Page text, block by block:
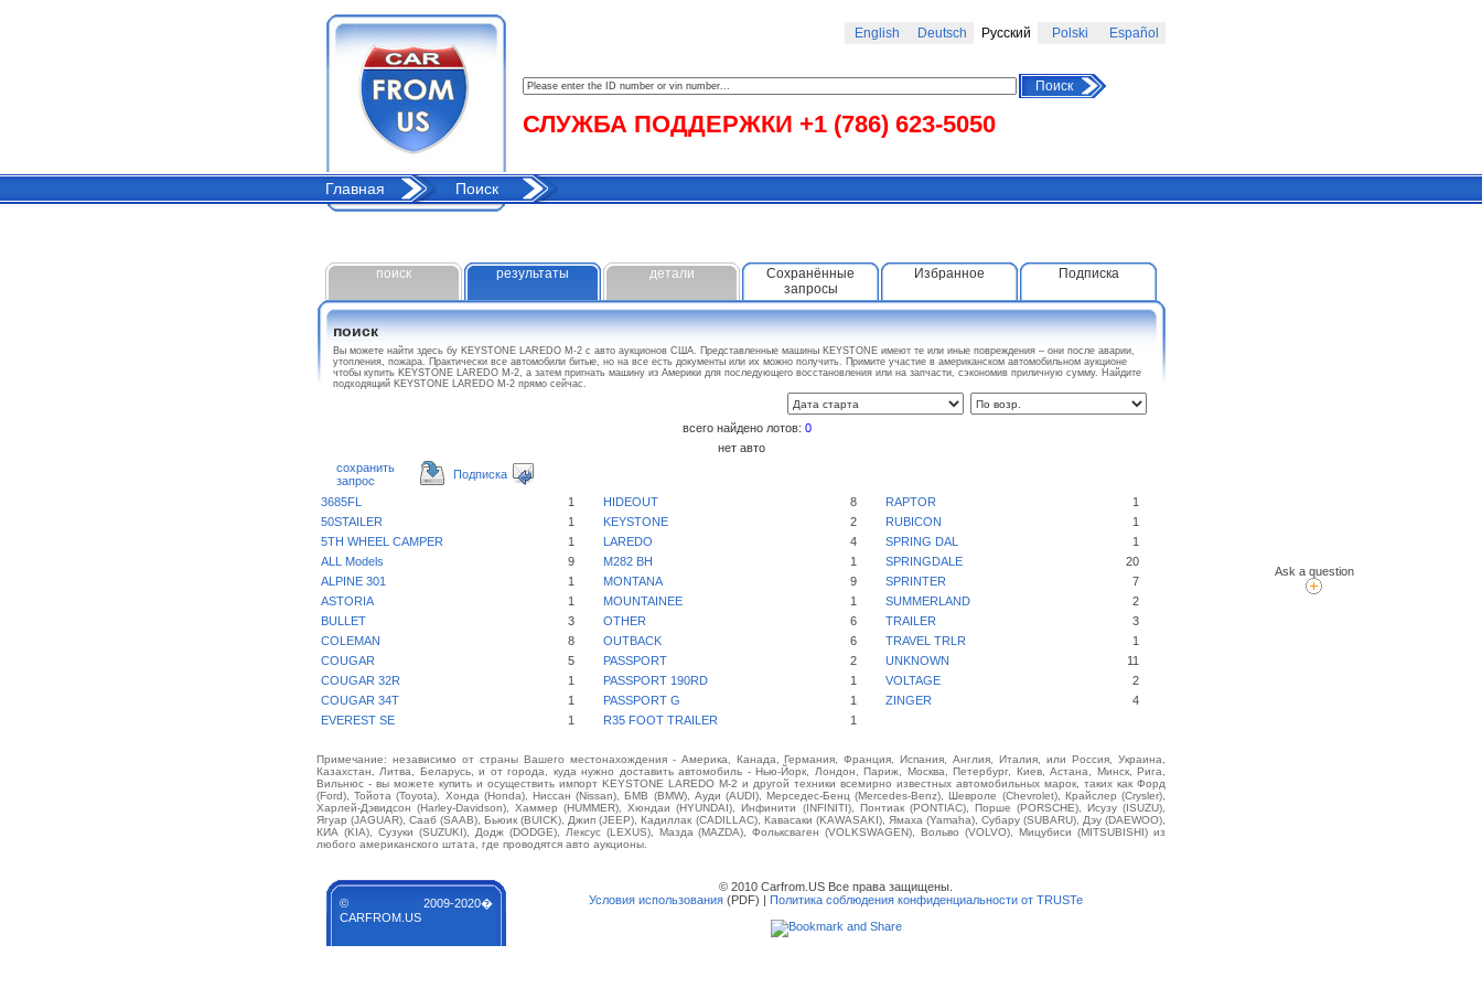
Ask a question
English Deutsch Русский Polski Español
СЛУЖБА ПОДДЕРЖКИ +1 (786) 623-5050
Поиск
Главная Поиск
поиск результаты детали
Сохранённые
запросы
Избранное Подписка
поиск
Вы можете найти здесь бу KEYSTONE LAREDO M-2 с авто аукционов США. Представленные машины KEYSTONE имеют те или иные повреждения – они после аварии,
утопления, пожара. Практически все автомобили битые, но на все есть документы или их можно получить. Примите участие в американском автомобильном аукционе
чтобы купить KEYSTONE LAREDO M-2, а затем пригнать машину из Америки для последующего восстановления или на запчасти, сэкономив приличную сумму. Найдите
подходящий KEYSTONE LAREDO M-2 прямо сейчас.
всего найдено лотов: 0
нет авто
сохранить
запрос
Подписка
3685FL 1 HIDEOUT 8 RAPTOR
1
50STAILER
1 KEYSTONE 2 RUBICON
1
5TH WHEEL CAMPER
1 LAREDO 4 SPRING DAL
1
ALL Models
9 M282 BH 1 SPRINGDALE
20
ALPINE 301
1 MONTANA 9 SPRINTER
7
ASTORIA
1 MOUNTAINEE 1 SUMMERLAND
2
BULLET
3 OTHER 6 TRAILER
3
COLEMAN
8 OUTBACK 6 TRAVEL TRLR
1
COUGAR
5 PASSPORT 2 UNKNOWN
11
COUGAR 32R
1 PASSPORT 190RD 1 VOLTAGE
2
COUGAR 34T
1 PASSPORT G 1 ZINGER
4
EVEREST SE
1 R35 FOOT TRAILER 1
Примечание: независимо от страны Вашего местонахождения - Америка, Канада, Германия, Франция, Испания, Англия, Италия, или Россия, Украина,
Казахстан, Литва, Беларусь, и от города, куда нужно доставить автомобиль - Нью-Йорк, Лондон, Париж, Москва, Петербург, Киев, Астана, Минск, Рига,
Вильнюс - вы можете купить и осуществить импорт KEYSTONE LAREDO M-2 и другой техники всемирно известных автомобильных марок, таких как Форд
(Ford), Тойота (Toyota), Хонда (Honda), Ниссан (Nissan), БМВ (BMW), Ауди (AUDI), Мерседес-Бенц (Mercedes-Benz), Шевроле (Chevrolet), Крайслер (Crysler),
Харлей-Дэвидсон (Harley-Davidson), Хаммер (HUMMER), Хюндаи (HYUNDAI), Инфинити (INFINITI), Понтиак (PONTIAC), Порше (PORSCHE), Исузу (ISUZU),
Ягуар (JAGUAR), Сааб (SAAB), Бьюик (BUICK), Джип (JEEP), Кадиллак (CADILLAC), Кавасаки (KAWASAKI), Ямаха (Yamaha), Субару (SUBARU), Дэу (DAEWOO),
КИА (KIA), Сузуки (SUZUKI), Додж (DODGE), Лексус (LEXUS), Мазда (MAZDA), Фольксваген (VOLKSWAGEN), Вольво (VOLVO), Мицубиси (MITSUBISHI) из
любого американского штата, где проводятся авто аукционы.
© 2009-2020�
CARFROM.US
© 2010 Carfrom.US Все права защищены.
Условия использования (PDF) | Политика соблюдения конфиденциальности от TRUSTe